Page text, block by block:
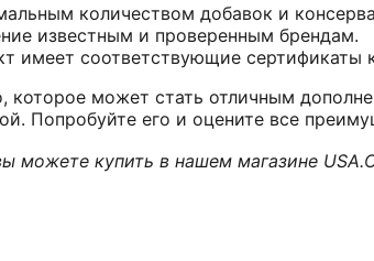
количеством добавок и
известным и проверенным брендам.
имеет соответствующие сертификаты
может стать отличным
Попробуйте его и оцените все
можете купить в нашем магазине